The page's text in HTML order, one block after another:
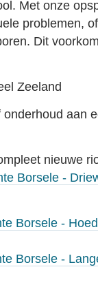
Met onze
problemen,
Dit
Zeeland
aan
nieuwe
Borsele -
Borsele -
Borsele -